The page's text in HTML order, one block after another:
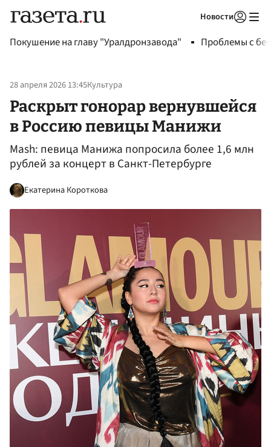
Новости
Покушение на главу "Уралдронзавода" Проблемы с
28 апреля 2026 13:45Культура
Раскрыт гонорар вернувшейся
в Россию певицы Манижи
Mash: певица Манижа попросила более 1,6 млн
рублей за концерт в Санкт-Петербурге
Екатерина Короткова